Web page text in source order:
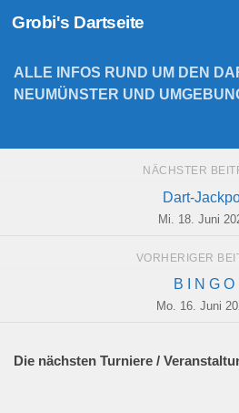
Zum Inhalt springen
Grobi's Dartseite
ALLE INFOS RUND UM DEN
NEUMÜNSTER UND
NÄCHSTER
Dart-
Mi. 18. Juni
VORHERIGER
B I N G O
Mo. 16. Juni
Die nächsten Turniere /